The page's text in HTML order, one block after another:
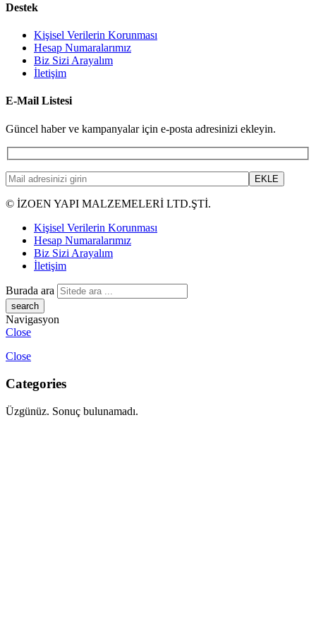
Destek
Kişisel Verilerin Korunması
Hesap Numaralarımız
Biz Sizi Arayalım
İletişim
E-Mail Listesi
Güncel haber ve kampanyalar için e-posta adresinizi ekleyin.
© İZOEN YAPI MALZEMELERİ LTD.ŞTİ.
Kişisel Verilerin Korunması
Hesap Numaralarımız
Biz Sizi Arayalım
İletişim
Burada ara
Navigasyon
Close
Close
Categories
Üzgünüz. Sonuç bulunamadı.